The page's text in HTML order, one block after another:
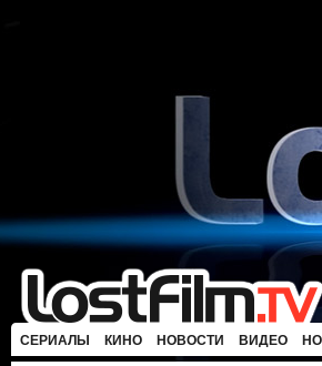
СЕРИАЛЫ КИНО НОВОСТИ ВИДЕО